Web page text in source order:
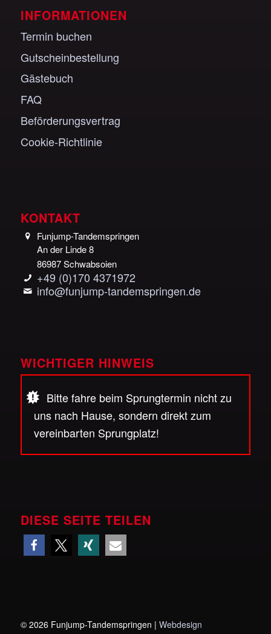
INFORMATIONEN
Termin buchen
Gutscheinbestellung
Gästebuch
FAQ
Beförderungsvertrag
Cookie-Richtlinie
KONTAKT
Funjump-Tandemspringen
An der Linde 8
86987 Schwabsoien
+49 (0)170 4371972
info@funjump-tandemspringen.de
WICHTIGER HINWEIS
Bitte fahre beim Sprungtermin nicht zu
uns nach Hause, sondern direkt zum
vereinbarten Sprungplatz!
DIESE SEITE TEILEN
© 2026 Funjump-Tandemspringen | Webdesign